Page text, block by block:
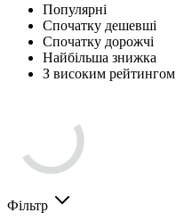
Популярні
Спочатку дешевші
Спочатку дорожчі
Найбільша знижка
З високим рейтингом
Фільтр